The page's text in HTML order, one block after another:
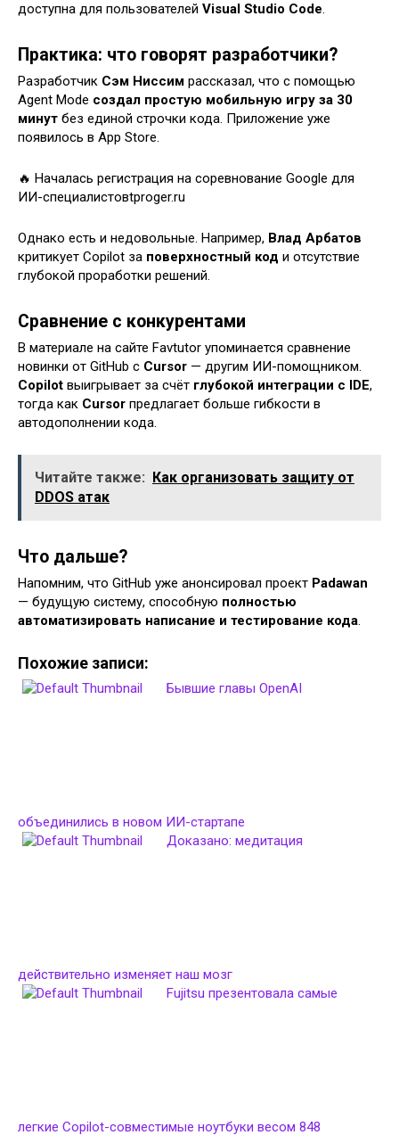
доступна для пользователей Visual Studio Code.
Практика: что говорят разработчики?
Разработчик Сэм Ниссим рассказал, что с помощью
Agent Mode создал простую мобильную игру за 30
минут без единой строчки кода. Приложение уже
появилось в App Store.
🔥 Началась регистрация на соревнование Google для
ИИ-специалистовtproger.ru
Однако есть и недовольные. Например, Влад Арбатов
критикует Copilot за поверхностный код и отсутствие
глубокой проработки решений.
Сравнение с конкурентами
В материале на сайте Favtutor упоминается сравнение
новинки от GitHub с Cursor — другим ИИ-помощником.
Copilot выигрывает за счёт глубокой интеграции с IDE,
тогда как Cursor предлагает больше гибкости в
автодополнении кода.
Читайте также:
Как организовать защиту от
DDOS атак
Что дальше?
Напомним, что GitHub уже анонсировал проект Padawan
— будущую систему, способную полностью
автоматизировать написание и тестирование кода.
Похожие записи:
Бывшие главы OpenAI
объединились в новом ИИ-стартапе
Доказано: медитация
действительно изменяет наш мозг
Fujitsu презентовала самые
легкие Copilot-совместимые ноутбуки весом 848